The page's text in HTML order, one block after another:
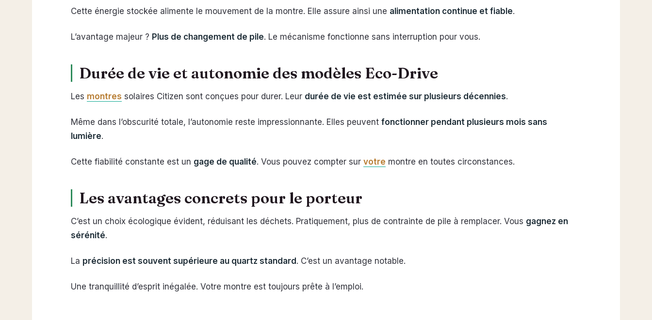
Cette énergie stockée alimente le mouvement de la montre. Elle assure ainsi une alimentation continue et fiable.
L’avantage majeur ? Plus de changement de pile. Le mécanisme fonctionne sans interruption pour vous.
Durée de vie et autonomie des modèles Eco-Drive
Les montres solaires Citizen sont conçues pour durer. Leur durée de vie est estimée sur plusieurs décennies.
Même dans l’obscurité totale, l’autonomie reste impressionnante. Elles peuvent fonctionner pendant plusieurs mois sans
lumière.
Cette fiabilité constante est un gage de qualité. Vous pouvez compter sur votre montre en toutes circonstances.
Les avantages concrets pour le porteur
C’est un choix écologique évident, réduisant les déchets. Pratiquement, plus de contrainte de pile à remplacer. Vous gagnez en
sérénité.
La précision est souvent supérieure au quartz standard . C’est un avantage notable.
Une tranquillité d’esprit inégalée. Votre montre est toujours prête à l’emploi.